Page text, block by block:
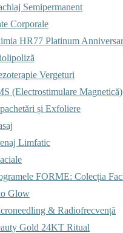
Semipermanent
Corporale
HR77 Platinum
Vergeturi
(Electrostimulare Magnetică)
și Exfoliere
Limfatic
FORME: Colecția
Glow
& Radiofrecvență
Gold 24KT Ritual